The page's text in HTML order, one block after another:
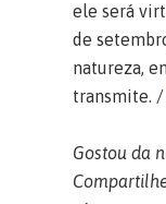
ele será
de
natureza,
transmite. /
Gostou da